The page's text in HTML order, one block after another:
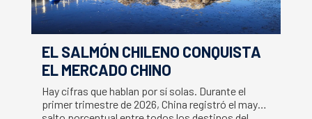
EL SALMÓN CHILENO CONQUISTA
EL MERCADO CHINO
Hay cifras que hablan por sí solas. Durante el
primer trimestre de 2026, China registró el mayor